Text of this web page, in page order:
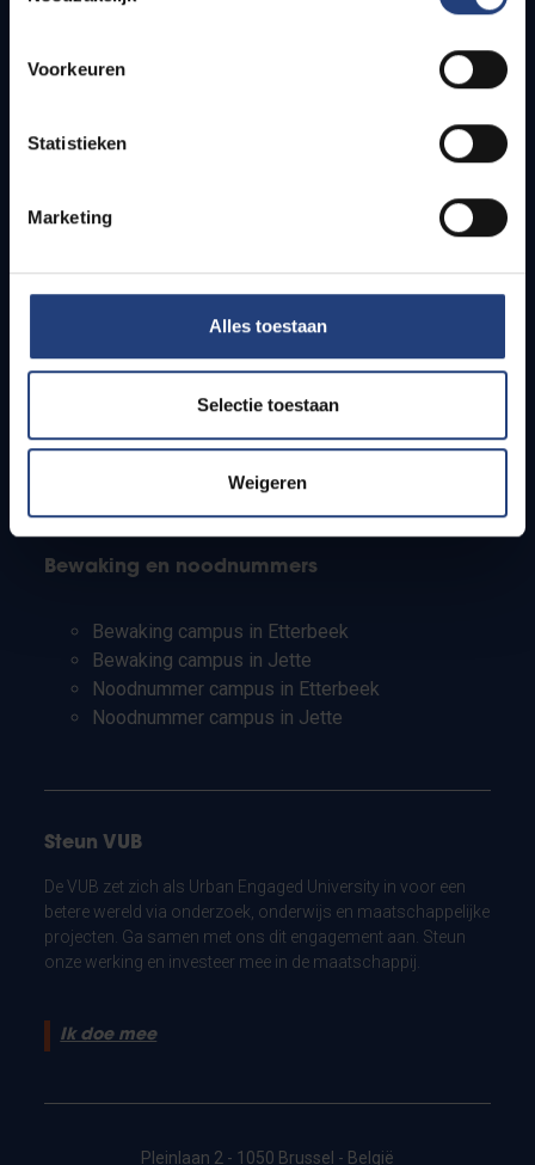
Voorkeuren
Statistieken
Marketing
Alles toestaan
Selectie toestaan
Weigeren
Bereikbaarheid
Studenten
PhD-studenten
Leerkrachten en secundaire scholen
Bewaking en noodnummers
Bewaking campus in Etterbeek
Bewaking campus in Jette
Noodnummer campus in Etterbeek
Noodnummer campus in Jette
Steun VUB
De VUB zet zich als Urban Engaged University in voor een
betere wereld via onderzoek, onderwijs en maatschappelijke
projecten. Ga samen met ons dit engagement aan. Steun
onze werking en investeer mee in de maatschappij.
Ik doe mee
Pleinlaan 2 - 1050 Brussel - België